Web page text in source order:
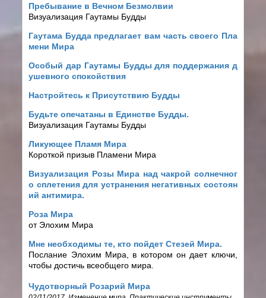
Пребывание в Вечном Безмолвии
Визуализация Гаутамы Будды
Гаутама Будда предлагает вам часть своего Пла
мени Мира
Особый дар Гаутамы Будды для поддержания д
ушевного спокойствия
Настройтесь к Присутствию Будды
Будьте опечатаны в Единстве Будды.
Визуализация Гаутамы Будды
Ликующее Пламя Мира
Короткой призыв Пламени Мира
Визуализация Розы Мира над чакрой солнечног
о сплетения для устранения негативных состоян
ий антимира.
Роза Мира
от Элохим Мира
Мне необходимы те, кто пойдет Стезей Мира.
Послание Элохим Мира, в котором он дает ключи,
чтобы достичь всеобщего мира.
Чудотворный Розарий Мира